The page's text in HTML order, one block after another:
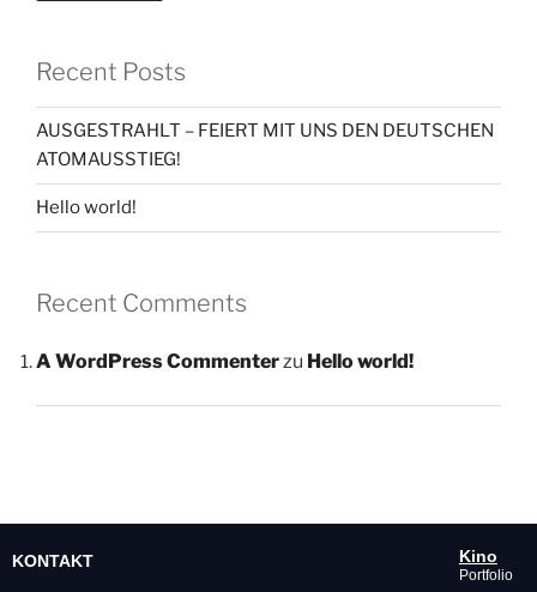
Recent Posts
AUSGESTRAHLT – FEIERT MIT UNS DEN DEUTSCHEN
ATOMAUSSTIEG!
Hello world!
Recent Comments
A WordPress Commenterzu Hello world!
KONTAKT Kino
Portfolio